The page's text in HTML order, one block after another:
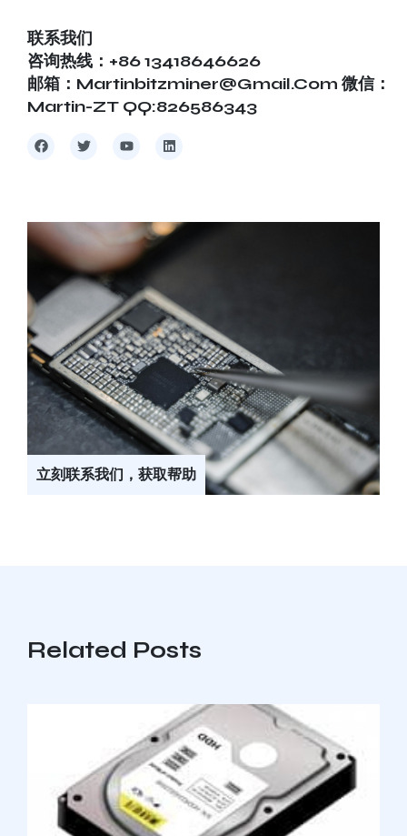
联系我们
咨询热线：+86 13418646626
邮箱：martinbitzminer@gmail.com 微信：
Martin-ZT QQ:826586343
立刻联系我们，获取帮助
Related Posts